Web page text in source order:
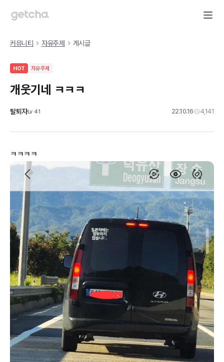
커뮤니티 자유주제 게시글
HOT 자유주제
개웃기네 ㅋㅋㅋ
탈퇴자Lv41 22.10.16 4,141
ㅋㅋㅋㅋ